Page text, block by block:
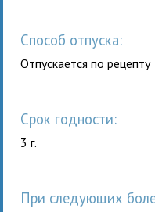
Способ отпуска:
Отпускается по рецепту
Срок годности:
3 г.
При следующих